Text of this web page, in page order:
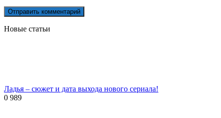
Новые статьи
Ладья – сюжет и дата выхода нового сериала!
0 989